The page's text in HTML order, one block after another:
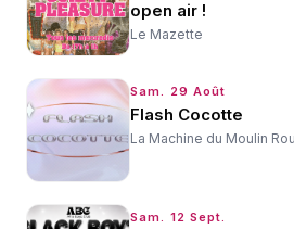
open air !
Le Mazette
Sam. 29 Août
Flash Cocotte
La Machine du Moulin
Sam. 12 Sept.